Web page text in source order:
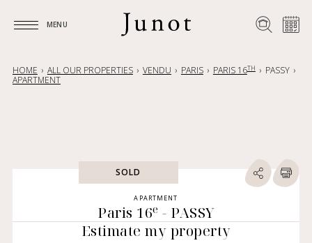
MENU
HOME ALL OUR PROPERTIES VENDU PARIS PARIS 16TH
PASSY
APARTMENT
SOLD
APARTMENT
Paris 16e - PASSY
Estimate my property